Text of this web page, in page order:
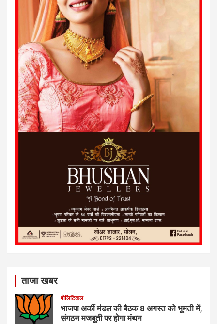
ताजा खबर
पोलिटिकल
भाजपा अर्की मंडल की बैठक 8 अगस्त को भूमती में,
संगठन मजबूती पर होगा मंथन